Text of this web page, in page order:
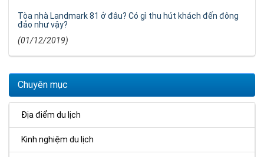
Tòa nhà Landmark 81 ở đâu? Có gì thu hút khách đến đông
đảo như vậy?
(01/12/2019)
Chuyên mục
Địa điểm du lịch
Kinh nghiệm du lịch